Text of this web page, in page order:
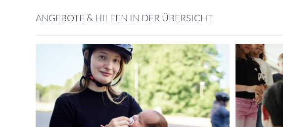
ANGEBOTE & HILFEN IN DER ÜBERSICHT